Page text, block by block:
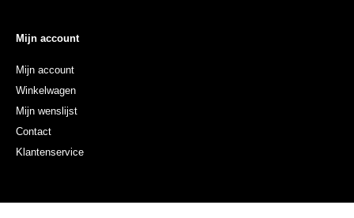
Mijn account
Mijn account
Winkelwagen
Mijn wenslijst
Contact
Klantenservice